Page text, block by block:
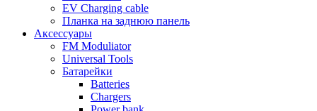
EV Charging cable
Планка на заднюю панель
Аксессуары
FM Moduliator
Universal Tools
Батарейки
Batteries
Chargers